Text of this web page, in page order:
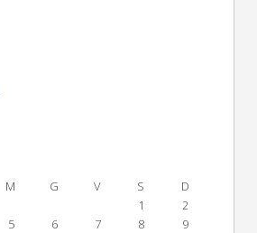
M G V S
D
1
2
5 6 7 8
9